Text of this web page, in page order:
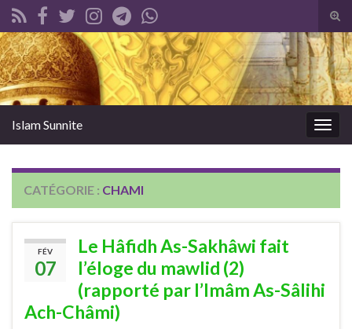
Search for:
Islam Sunnite
CATÉGORIE : CHAMI
FÉV
07
Le Hâfidh As-Sakhâwi fait
l’éloge du mawlid (2)
(rapporté par l’Imâm As-Sâlihi
Ach-Châmi)